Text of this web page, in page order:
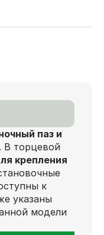
паз и
В торцевой
крепления
к
указаны
модели